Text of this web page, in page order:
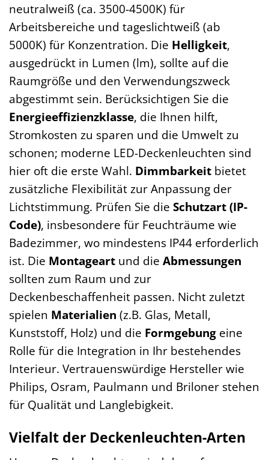
neutralweiß (ca. 3500-4500K) für
Arbeitsbereiche und tageslichtweiß (ab
5000K) für Konzentration. Die Helligkeit,
ausgedrückt in Lumen (lm), sollte auf die
Raumgröße und den Verwendungszweck
abgestimmt sein. Berücksichtigen Sie die
Energieeffizienzklasse, die Ihnen hilft,
Stromkosten zu sparen und die Umwelt zu
schonen; moderne LED-Deckenleuchten sind
hier oft die erste Wahl. Dimmbarkeit bietet
zusätzliche Flexibilität zur Anpassung der
Lichtstimmung. Prüfen Sie die Schutzart (IP-
Code), insbesondere für Feuchträume wie
Badezimmer, wo mindestens IP44 erforderlich
ist. Die Montageart und die Abmessungen
sollten zum Raum und zur
Deckenbeschaffenheit passen. Nicht zuletzt
spielen Materialien (z.B. Glas, Metall,
Kunststoff, Holz) und die Formgebung eine
Rolle für die Integration in Ihr bestehendes
Interieur. Vertrauenswürdige Hersteller wie
Philips, Osram, Paulmann und Briloner stehen
für Qualität und Langlebigkeit.
Vielfalt der Deckenleuchten-Arten